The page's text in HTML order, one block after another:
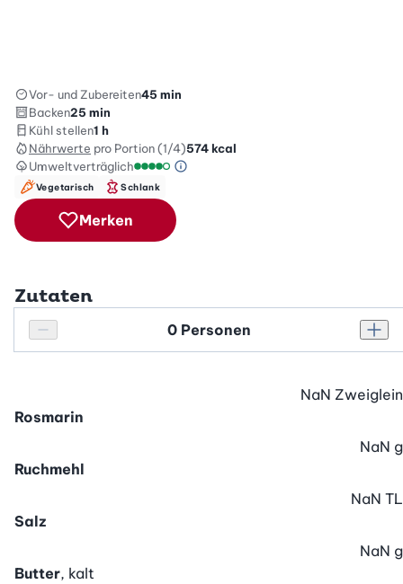
Vor- und Zubereiten45 min
Backen25 min
Kühl stellen1 h
Nährwerte pro Portion (1/4)574kcal
Umweltverträglich
Green Betty Skala Info
Vegetarisch Schlank
Merken
Zutaten
Personenanzahl verringern
Personenanzahl
Rosmarin
NaN Zweiglein
Ruchmehl
NaN g
Salz
NaN TL
Butter, kalt
NaN g